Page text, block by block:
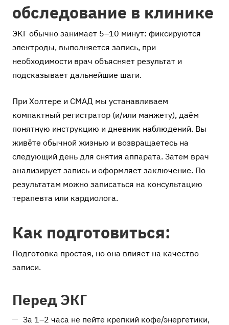
обследование в клинике
ЭКГ обычно занимает 5–10 минут: фиксируются
электроды, выполняется запись, при
необходимости врач объясняет результат и
подсказывает дальнейшие шаги.
При Холтере и СМАД мы устанавливаем
компактный регистратор (и/или манжету), даём
понятную инструкцию и дневник наблюдений. Вы
живёте обычной жизнью и возвращаетесь на
следующий день для снятия аппарата. Затем врач
анализирует запись и оформляет заключение. По
результатам можно записаться на консультацию
терапевта или кардиолога.
Как подготовиться:
Подготовка простая, но она влияет на качество
записи.
Перед ЭКГ
За 1–2 часа не пейте крепкий кофе/энергетики,